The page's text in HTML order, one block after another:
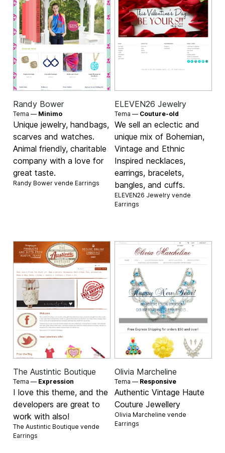
Randy Bower
Tema — Minimo
Unique jewelry, handbags,
scarves and watches.
Animal friendly, charitable
company with a love for
great taste.
Randy Bower vende Earrings
ELEVEN26 Jewelry
Tema — Couture-old
We sell an eclectic and
unique mix of Bohemian,
Vintage and Ethnic
Inspired necklaces,
earrings, bracelets,
bangles, and cuffs.
ELEVEN26 Jewelry vende
Earrings
The Austintic Boutique
Tema — Expression
I love this theme, and the
developers are great to
work with also!
The Austintic Boutique vende
Earrings
Olivia Marcheline
Tema — Responsive
Authentic Vintage Haute
Couture Jewellery
Olivia Marcheline vende
Earrings